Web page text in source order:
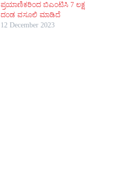
ಪ್ರಯಾಣಿಕರಿಂದ ಬಿಎಂಟಿಸಿ 7 ಲಕ್ಷ
ದಂಡ ವಸೂಲಿ ಮಾಡಿದೆ
12 December 2023